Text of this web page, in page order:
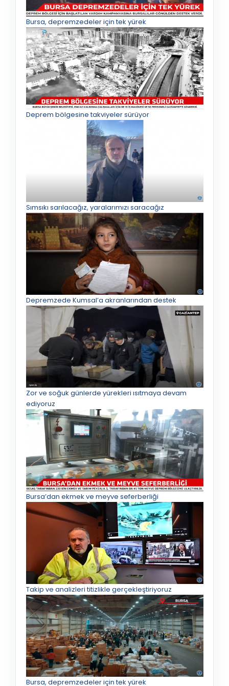
Bursa, depremzedeler için tek yürek
Deprem bölgesine takviyeler sürüyor
Sımsıkı sarılacağız, yaralarımızı saracağız
Depremzede Kumsal’a akranlarından destek
Zor ve soğuk günlerde yürekleri ısıtmaya devam
ediyoruz
Bursa’dan ekmek ve meyve seferberliği
Takip ve analizleri titizlikle gerçekleştiriyoruz
Bursa, depremzedeler için tek yürek